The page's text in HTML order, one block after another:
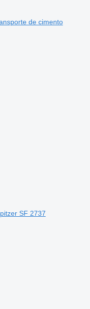
de cimento
SF 2737